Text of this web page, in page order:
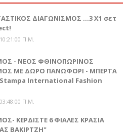
ΔΙΑΓΩΝΙΣΜΟΣ ...3 Χ1 σετ
Π.μ.
- ΝΕΟΣ ΦΘΙΝΟΠΩΡΙΝΟΣ
ΜΕ ΔΩΡΟ ΠΑΝΩΦΟΡΙ - ΜΠΕΡΤΑ
International Fashion
Π.μ.
ΚΕΡΔΙΣΤΕ 6 ΦΙΑΛΕΣ ΚΡΑΣΙΑ
ΒΑΚΙΡΤΖΗ"